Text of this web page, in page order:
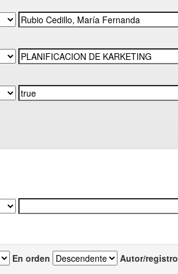
En orden Autor/registro